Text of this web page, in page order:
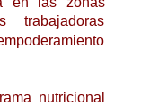
trabajadoras
nutricional